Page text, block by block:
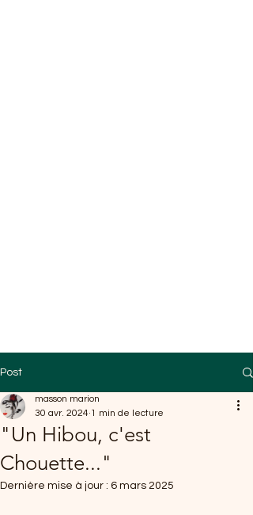
Post
"Un Hibou, c'est
Chouette..."
masson marion
30 avr. 2024 1 min de lecture
Dernière mise à jour : 6 mars 2025